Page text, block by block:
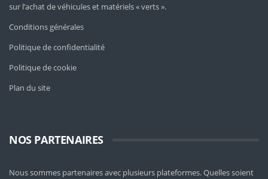
sur l’achat de véhicules et matériels « verts ».
Conditions générales
Politique de confidentialité
Politique de cookie
Plan du site
NOS PARTENAIRES
Nous sommes partenaires avec plusieurs plateformes. Quelles soient